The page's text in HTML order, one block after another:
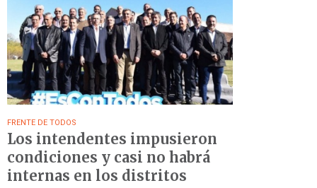
FRENTE DE TODOS
Los intendentes impusieron
condiciones y casi no habrá
internas en los distritos